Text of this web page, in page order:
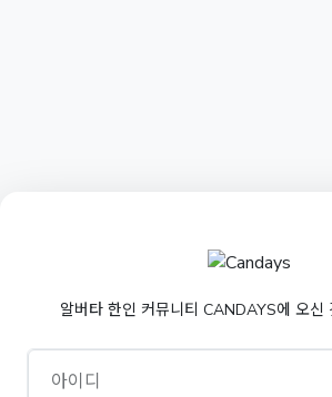
알버타 한인 커뮤니티 CANDAYS에 오신
아이디